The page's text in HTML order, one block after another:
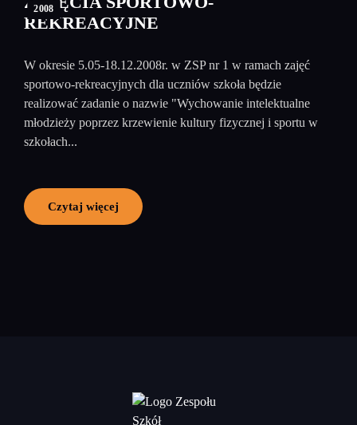
2008
REKREACYJNE
W okresie 5.05-18.12.2008r. w ZSP nr 1 w ramach zajęć
sportowo-rekreacyjnych dla uczniów szkoła będzie
realizować zadanie o nazwie "Wychowanie intelektualne
młodzieży poprzez krzewienie kultury fizycznej i sportu w
szkołach...
Czytaj więcej